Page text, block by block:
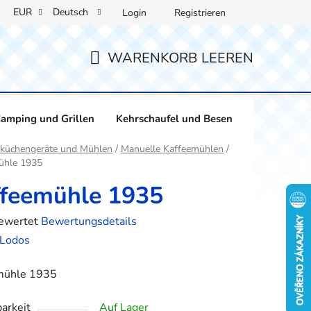
EUR Deutsch Login Registrieren
WARENKORB
WARENKORB LEEREN
und Grillen Kehrschaufel und Besen
und Mühlen / Manuelle Kaffeemühlen /
1935
1935
Bewertungsdetails
Lodos
1935
Auf Lager